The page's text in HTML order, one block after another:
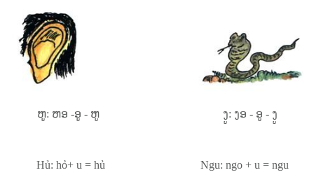
ຫູ: ຫອ -ອູ - ຫູ ງູ: ງອ - ອູ - ງູ
Hủ: hỏ+ u = hủ Ngu: ngo + u = ngu